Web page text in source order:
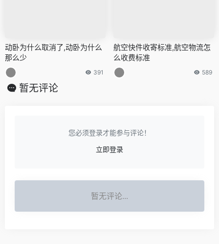
动卧为什么取消了,动卧为什么
那么少
391
航空快件收寄标准,航空物流怎
么收费标准
589
暂无评论
您必须登录才能参与评论！
立即登录
暂无评论...